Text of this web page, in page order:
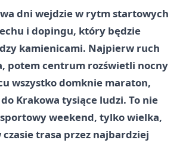
dni wejdzie w rytm startowych
i dopingu, który będzie
kamienicami. Najpierw ruch
potem centrum rozświetli nocny
wszystko domknie maraton,
Krakowa tysiące ludzi. To nie
sportowy weekend, tylko wielka,
trasa przez najbardziej